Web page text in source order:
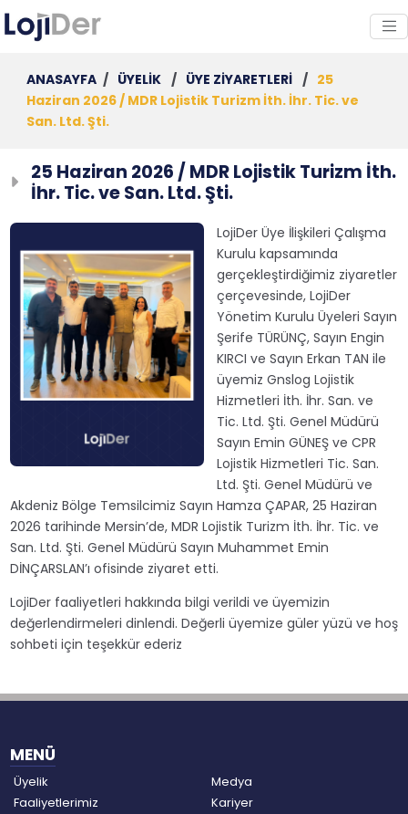
ANASAYFA / ÜYELİK / ÜYE ZİYARETLERİ / 25
Haziran 2026 / MDR Lojistik Turizm İth. İhr. Tic. ve
San. Ltd. Şti.
25 Haziran 2026 / MDR Lojistik Turizm İth.
İhr. Tic. ve San. Ltd. Şti.
LojiDer Üye İlişkileri Çalışma
Kurulu kapsamında
gerçekleştirdiğimiz ziyaretler
çerçevesinde, LojiDer
Yönetim Kurulu Üyeleri Sayın
Şerife TÜRÜNÇ, Sayın Engin
KIRCI ve Sayın Erkan TAN ile
üyemiz Gnslog Lojistik
Hizmetleri İth. İhr. San. ve
Tic. Ltd. Şti. Genel Müdürü
Sayın Emin GÜNEŞ ve CPR
Lojistik Hizmetleri Tic. San.
Ltd. Şti. Genel Müdürü ve
Akdeniz Bölge Temsilcimiz Sayın Hamza ÇAPAR, 25 Haziran
2026 tarihinde Mersin’de, MDR Lojistik Turizm İth. İhr. Tic. ve
San. Ltd. Şti. Genel Müdürü Sayın Muhammet Emin
DİNÇARSLAN’ı ofisinde ziyaret etti.
LojiDer faaliyetleri hakkında bilgi verildi ve üyemizin
değerlendirmeleri dinlendi. Değerli üyemize güler yüzü ve hoş
sohbeti için teşekkür ederiz
MENÜ
Üyelik
Faaliyetlerimiz
Medya
Kariyer